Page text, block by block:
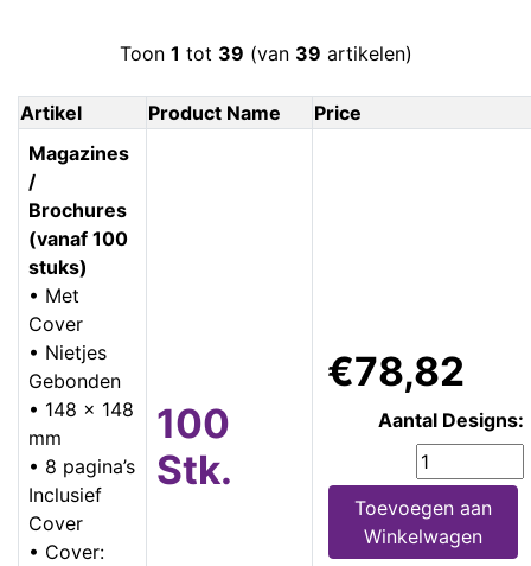
Toon 1 tot 39 (van 39 artikelen)
Artikel Product Name
Price
Magazines
/
Brochures
(vanaf 100
stuks)
• Met
Cover
• Nietjes
Gebonden
• 148 x 148
mm
• 8 pagina’s
Inclusief
Cover
• Cover:
100
Stk.
€78,82
Aantal Designs:
Toevoegen aan
Winkelwagen